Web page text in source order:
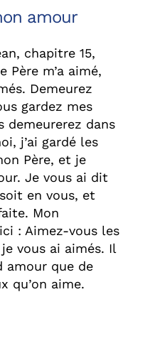
amour
chapitre 15,
Père m’a aimé,
Demeurez
gardez mes
demeurerez dans
j’ai gardé les
Père, et je
Je vous ai dit
en vous, et
Mon
: Aimez-vous les
vous ai aimés. Il
amour que de
qu’on aime.